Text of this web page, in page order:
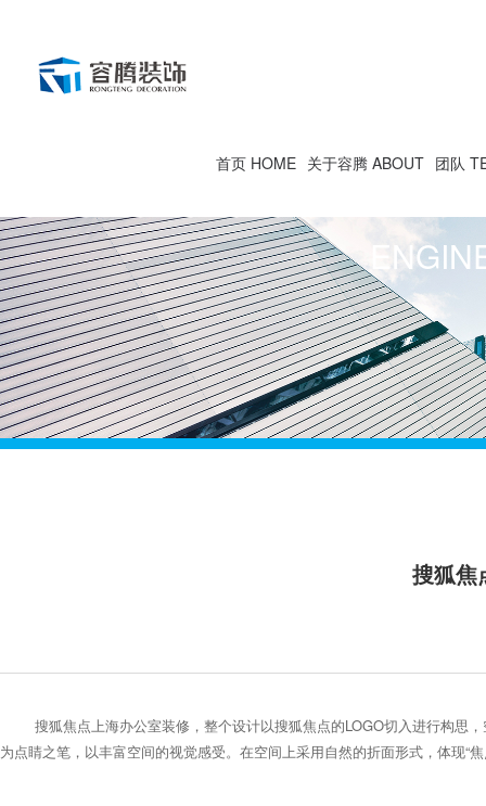
首页 HOME 关于容腾 ABOUT 团队
搜狐焦
搜狐焦点上海办公室装修，整个设计以搜狐焦点的LOGO切入进行构思
为点睛之笔，以丰富空间的视觉感受。在空间上采用自然的折面形式，体现“